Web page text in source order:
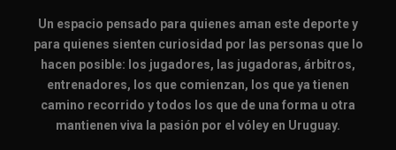
Un espacio pensado para quienes aman este deporte y
para quienes sienten curiosidad por las personas que lo
hacen posible: los jugadores, las jugadoras, árbitros,
entrenadores, los que comienzan, los que ya tienen
camino recorrido y todos los que de una forma u otra
mantienen viva la pasión por el vóley en Uruguay.